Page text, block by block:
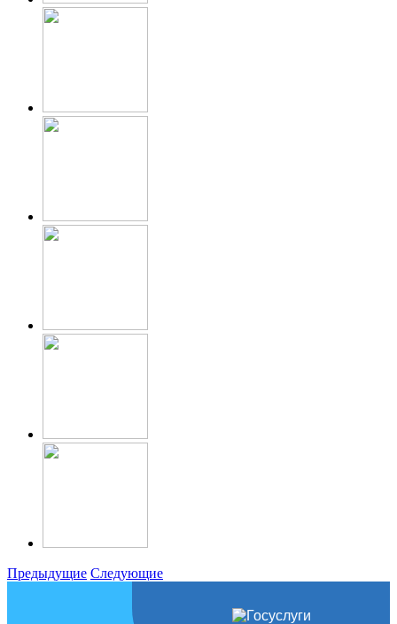
Предыдущие Следующие